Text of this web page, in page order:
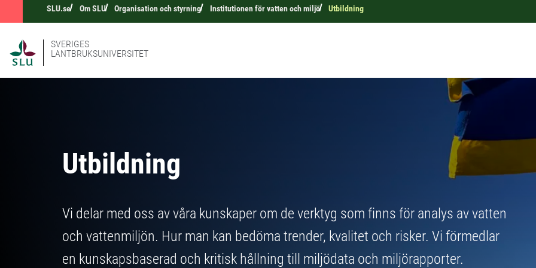
SLU.se Om SLU Organisation och styrning Institutionen för vatten och miljö Utbildning
SVERIGES
LANTBRUKSUNIVERSITET
Utbildning
Vi delar med oss av våra kunskaper om de verktyg som finns för analys av vatten
och vattenmiljön. Hur man kan bedöma trender, kvalitet och risker. Vi förmedlar
en kunskapsbaserad och kritisk hållning till miljödata och miljörapporter.